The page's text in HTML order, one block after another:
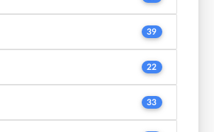
39
22
33